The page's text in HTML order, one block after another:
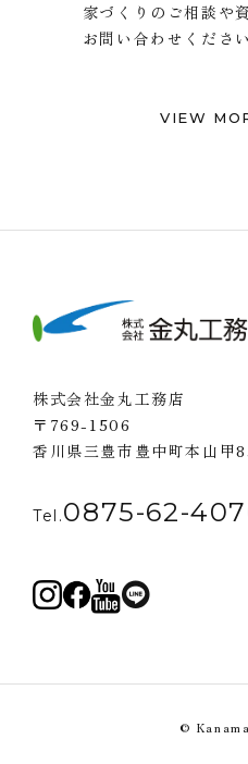
家づくりのご相談や
お問い合わせください
VIEW
株式会社金丸工務店
〒769-1506
香川県三豊市豊中町本山甲
Tel.0875-62-
©